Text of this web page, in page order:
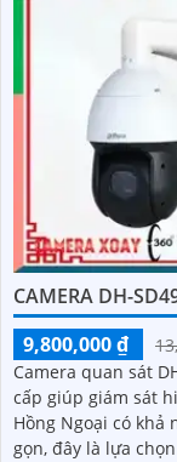
CAMERA DH-
9,800,000 ₫
Camera quan sát
cấp giúp giám sát
Hồng Ngoại có khả năng
gọn, đây là lựa